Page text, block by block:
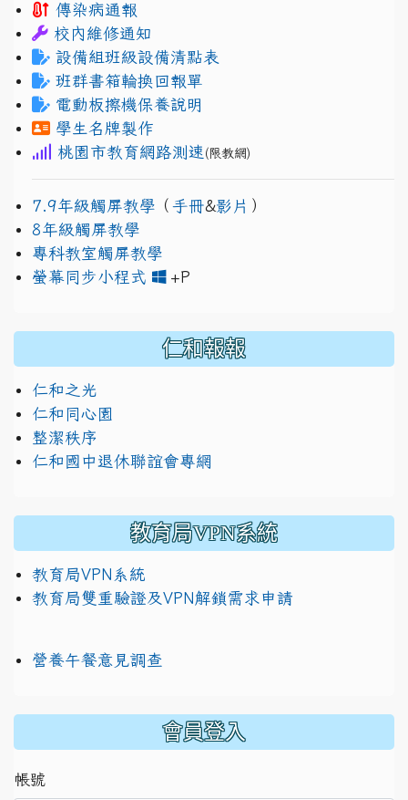
傳染病通報
校內維修通知
設備組班級設備清點表
班群書箱輪換回報單
電動板擦機保養說明
學生名牌製作
桃園市教育網路測速 (限教網)
7.9年級觸屏教學 （ 手冊&影片 ）
8年級觸屏教學
專科教室觸屏教學
螢幕同步小程式
+P
仁和報報
仁和之光
仁和同心園
整潔秩序
仁和國中退休聯誼會專網
教育局VPN系統
教育局VPN系統
教育局雙重驗證及VPN解鎖需求申請
營養午餐意見調查
會員登入
帳號